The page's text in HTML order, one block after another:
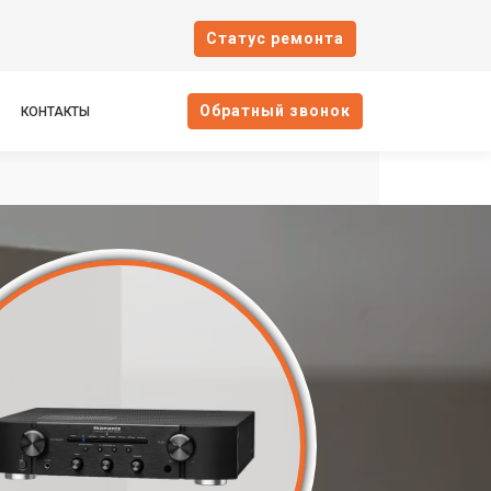
Cтатус ремонта
КОНТАКТЫ Oбратный звонок